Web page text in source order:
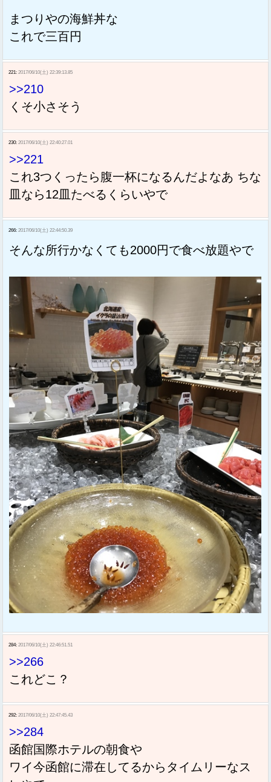
まつりやの海鮮丼な
これで三百円
221: 2017/06/10(土) 22:39:13.85
>>210
くそ小さそう
230: 2017/06/10(土) 22:40:27.01
>>221
これ3つくったら腹一杯になるんだよなあ ちな
皿なら12皿たべるくらいやで
266: 2017/06/10(土) 22:44:50.39
そんな所行かなくても2000円で食べ放題やで
284: 2017/06/10(土) 22:46:51.51
>>266
これどこ？
292: 2017/06/10(土) 22:47:45.43
>>284
函館国際ホテルの朝食や
ワイ今函館に滞在してるからタイムリーなス